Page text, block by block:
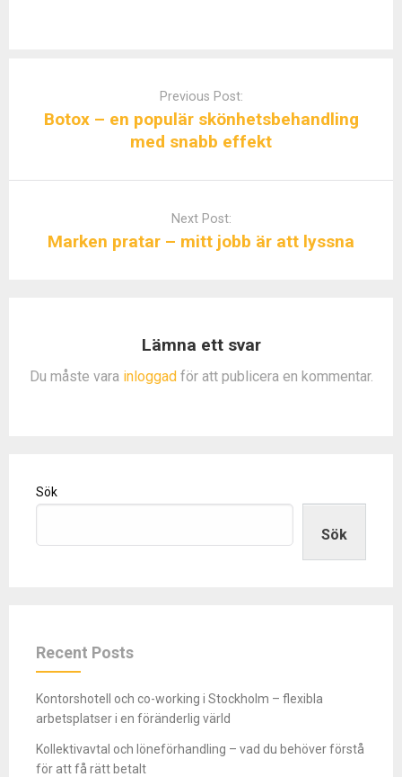
a
Previous Post:
Botox – en populär skönhetsbehandling
med snabb effekt
Next Post:
Marken pratar – mitt jobb är att lyssna
Lämna ett svar
Du måste vara inloggad för att publicera en kommentar.
Sök
Sök
Recent Posts
Kontorshotell och co-working i Stockholm – flexibla
arbetsplatser i en föränderlig värld
Kollektivavtal och löneförhandling – vad du behöver förstå
för att få rätt betalt